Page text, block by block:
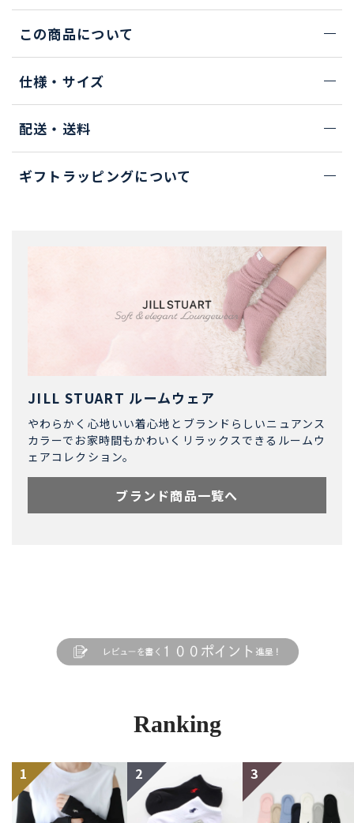
この商品について
仕様・サイズ
配送・送料
ギフトラッピングについて
JILL STUART ルームウェア
やわらかく心地いい着心地とブランドらしいニュアンス
カラーでお家時間もかわいくリラックスできるルームウ
ェアコレクション。
ブランド商品一覧へ
Ranking